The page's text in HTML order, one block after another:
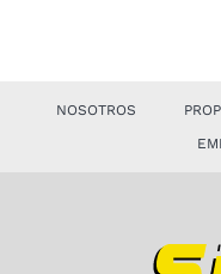
NOSOTROS